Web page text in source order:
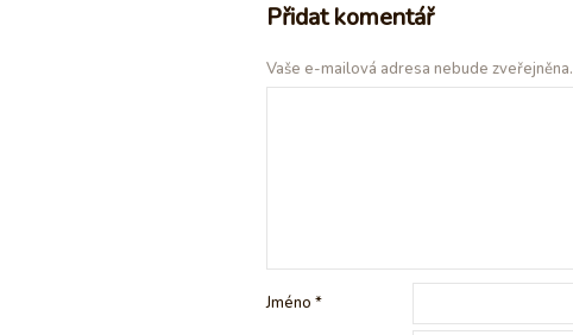
Přidat komentář
Vaše e-mailová adresa nebude zveřejněna.
Jméno*